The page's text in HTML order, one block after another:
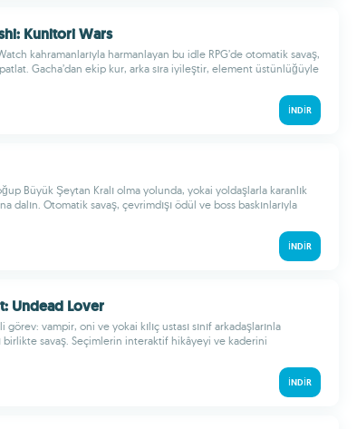
Kunitori Wars
kahramanlarıyla harmanlayan bu idle RPG’de otomatik savaş,
Gacha’dan ekip kur, arka sıra iyileştir, element üstünlüğüyle
İNDIR
Büyük Şeytan Kralı olma yolunda, yokai yoldaşlarla karanlık
dalın. Otomatik savaş, çevrimdışı ödül ve boss baskınlarıyla
İNDIR
Undead Lover
vampir, oni ve yokai kılıç ustası sınıf arkadaşlarınla
savaş. Seçimlerin interaktif hikâyeyi ve kaderini
İNDIR